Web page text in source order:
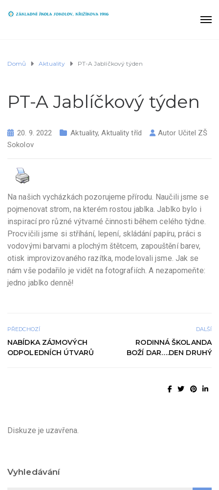
Domů Aktuality PT-A Jablíčkový týden
PT-A Jablíčkový týden
20. 9. 2022 Aktuality,Aktuality tříd Autor Učitel ZŠ
Sokolov
Na našich vycházkách pozorujeme přírodu. Naučili jsme se
pojmenovat strom, na kterém rostou jablka. Jablko bylo i
inspirací pro různé výtvarné činnosti během celého týdne.
Procvičili jsme si stříhání, lepení, skládání papíru, práci s
vodovými barvami a plochým štětcem, zapouštění barev,
otisk improvizovaného razítka, modelovali jsme. Jak se
nám vše podařilo je vidět na fotografiích. A nezapomeňte:
jedno jablko denně!
PŘEDCHOZÍ
NABÍDKA ZÁJMOVÝCH
ODPOLEDNÍCH ÚTVARŮ
DALŠÍ
RODINNÁ ŠKOLANDA
BOŽÍ DAR….DEN DRUHÝ
Diskuze je uzavřena.
Vyhledávání